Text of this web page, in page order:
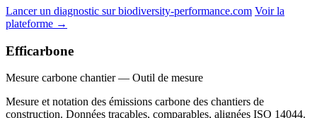
Lancer un diagnostic sur biodiversity-performance.com Voir la
plateforme →
Efficarbone
Mesure carbone chantier — Outil de mesure
Mesure et notation des émissions carbone des chantiers de
construction. Données traçables, comparables, alignées ISO 14044.